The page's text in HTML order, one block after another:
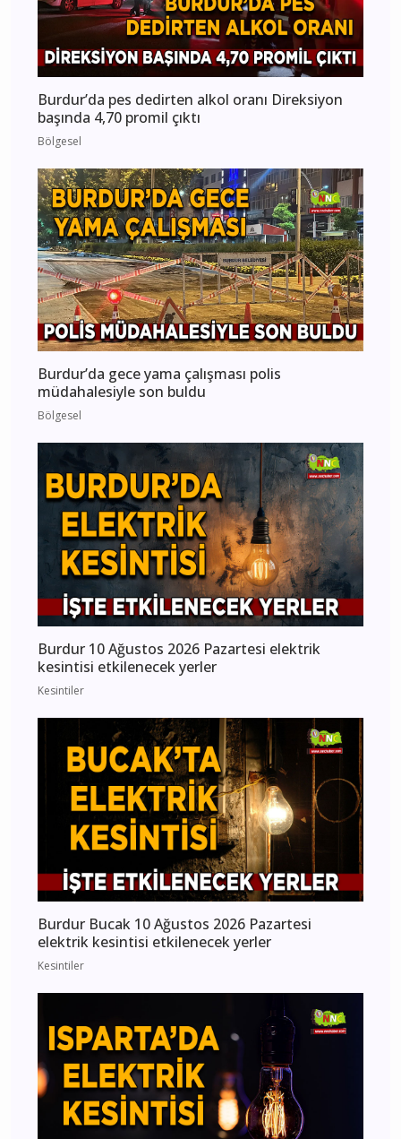
Burdur’da pes dedirten alkol oranı Direksiyon
başında 4,70 promil çıktı
Bölgesel
Burdur’da gece yama çalışması polis
müdahalesiyle son buldu
Bölgesel
Burdur 10 Ağustos 2026 Pazartesi elektrik
kesintisi etkilenecek yerler
Kesintiler
Burdur Bucak 10 Ağustos 2026 Pazartesi
elektrik kesintisi etkilenecek yerler
Kesintiler